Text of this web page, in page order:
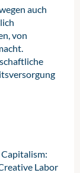
auch
von
Labor